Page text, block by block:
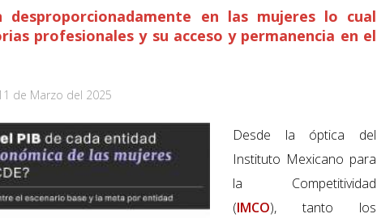
desproporcionadamente en las mujeres lo cual
profesionales y su acceso y permanencia en el
de Marzo del 2025
Desde la óptica del
Instituto Mexicano para
la Competitividad
(IMCO), tanto los